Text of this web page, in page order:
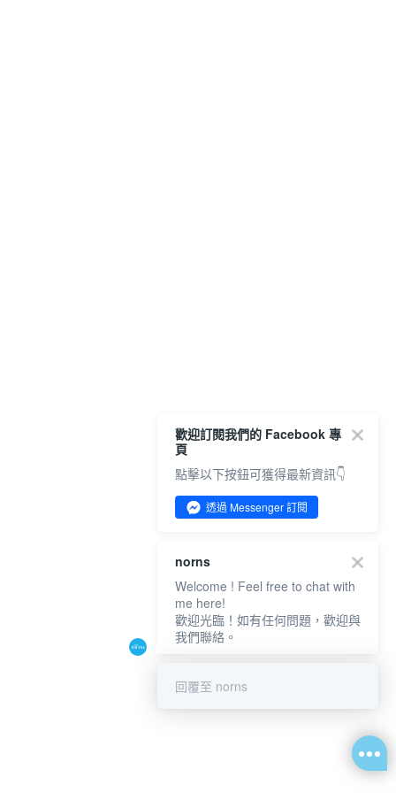
歡迎訂閱我們的 Facebook 專
頁
點擊以下按鈕可獲得最新資訊👇
透過 Messenger 訂閱
norns
Welcome ! Feel free to chat with
me here!
歡迎光臨！如有任何問題，歡迎與
我們聯絡。
回覆至 norns